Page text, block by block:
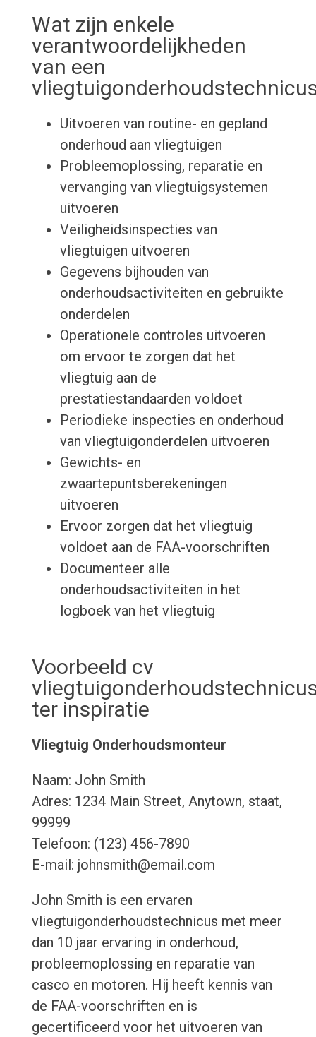
Wat zijn enkele
verantwoordelijkheden
van een
Uitvoeren van routine- en gepland
onderhoud aan vliegtuigen
Probleemoplossing, reparatie en
vervanging van vliegtuigsystemen
uitvoeren
Veiligheidsinspecties van
vliegtuigen uitvoeren
Gegevens bijhouden van
onderhoudsactiviteiten en gebruikte
onderdelen
Operationele controles uitvoeren
om ervoor te zorgen dat het
vliegtuig aan de
prestatiestandaarden voldoet
Periodieke inspecties en onderhoud
van vliegtuigonderdelen uitvoeren
Gewichts- en
zwaartepuntsberekeningen
uitvoeren
Ervoor zorgen dat het vliegtuig
voldoet aan de FAA-voorschriften
Documenteer alle
onderhoudsactiviteiten in het
logboek van het vliegtuig
Voorbeeld cv
ter inspiratie
Vliegtuig Onderhoudsmonteur
Naam: John Smith
Adres: 1234 Main Street, Anytown, staat,
99999
Telefoon: (123) 456-7890
E-mail: johnsmith@email.com
John Smith is een ervaren
vliegtuigonderhoudstechnicus met meer
dan 10 jaar ervaring in onderhoud,
probleemoplossing en reparatie van
casco en motoren. Hij heeft kennis van
de FAA-voorschriften en is
gecertificeerd voor het uitvoeren van